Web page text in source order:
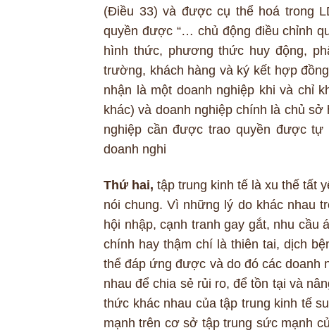
(Điều 33) và được cụ thể hoá trong
quyền được “… chủ động điều chỉnh
hình thức, phương thức huy động,
trường, khách hàng và ký kết hợp
nhận là một doanh nghiệp khi và chỉ
khác) và doanh nghiệp chính là chủ
nghiệp cần được trao quyền được
doanh nghi
Thứ hai, tập trung kinh tế là xu thế tất
nói chung. Vì những lý do khác nhau
hội nhập, cạnh tranh gay gắt, nhu cầu
chính hay thậm chí là thiên tai, dịch
thể đáp ứng được và do đó các doanh
nhau để chia sẻ rủi ro, để tồn tại và
thức khác nhau của tập trung kinh tế
mạnh trên cơ sở tập trung sức mạnh